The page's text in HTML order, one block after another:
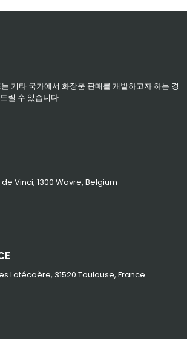
기타 국가에서 화장품 판매를 개발하고자 하는 경
릴 수 있습니다.
Vinci, 1300 Wavre, Belgium
Latécoère, 31520 Toulouse, France